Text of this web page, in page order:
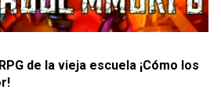
de la vieja escuela ¡Cómo los